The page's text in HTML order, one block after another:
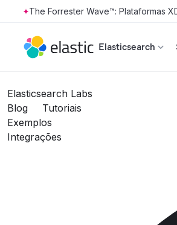
Skip to main content
The Forrester Wave™: Plataformas
Elasticsearch
Elasticsearch Labs
Blog
Tutoriais
Exemplos
Integrações